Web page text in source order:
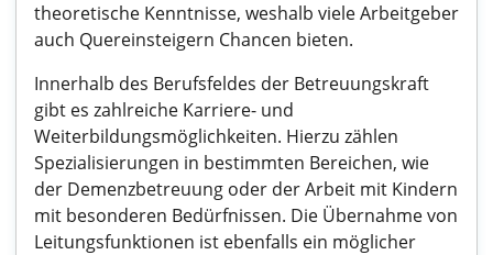
theoretische Kenntnisse, weshalb viele Arbeitgeber
auch Quereinsteigern Chancen bieten.
Innerhalb des Berufsfeldes der Betreuungskraft
gibt es zahlreiche Karriere- und
Weiterbildungsmöglichkeiten. Hierzu zählen
Spezialisierungen in bestimmten Bereichen, wie
der Demenzbetreuung oder der Arbeit mit Kindern
mit besonderen Bedürfnissen. Die Übernahme von
Leitungsfunktionen ist ebenfalls ein möglicher